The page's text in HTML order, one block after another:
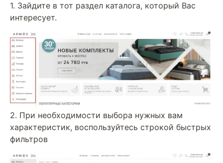
1. Зайдите в тот раздел каталога, который Вас
интересует.
2. При необходимости выбора нужных вам
характеристик, воспользуйтесь строкой быстрых
фильтров